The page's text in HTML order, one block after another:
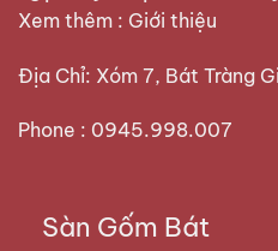
Xem thêm : Giới thiệu
Địa Chỉ: Xóm 7, Bát Tràng
Phone : 0945.998.007
Sàn Gốm Bát